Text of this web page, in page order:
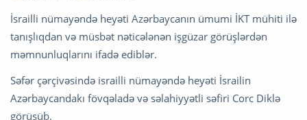
İsrailli nümayəndə heyəti Azərbaycanın ümumi İKT mühiti ilə
tanışlıqdan və müsbət nəticələnən işgüzar görüşlərdən
məmnunluqlarını ifadə ediblər.
Səfər çərçivəsində israilli nümayəndə heyəti İsrailin
Azərbaycandakı fövqəladə və səlahiyyətli səfiri Corc Diklə
görüşüb.